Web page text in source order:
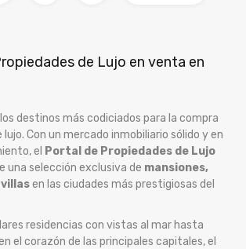
de Lujo en venta en
destinos más codiciados para la compra
lujo. Con un mercado inmobiliario sólido y en
el Portal de Propiedades de Lujo
una selección exclusiva de mansiones,
en las ciudades más prestigiosas del
residencias con vistas al mar hasta
el corazón de las principales capitales, el